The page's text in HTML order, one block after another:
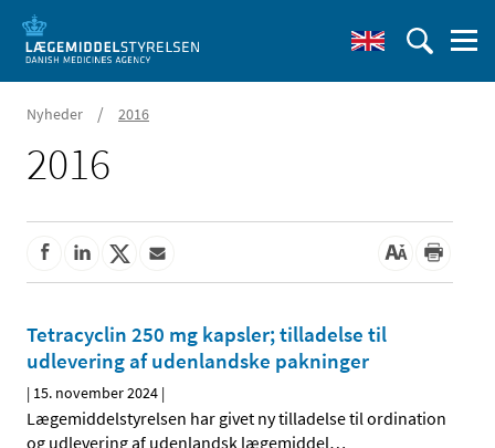
Nyheder / 2016
2016
Tetracyclin 250 mg kapsler; tilladelse til
udlevering af udenlandske pakninger
| 15. november 2024 |
Lægemiddelstyrelsen har givet ny tilladelse til ordination
og udlevering af udenlandsk lægemiddel…